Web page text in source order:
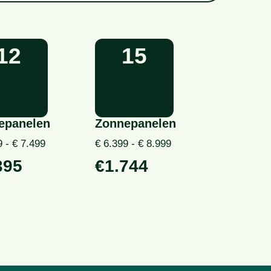
- € 7.499
15
Zonnepanelen
€ 6.399 - € 8.999
€1.744